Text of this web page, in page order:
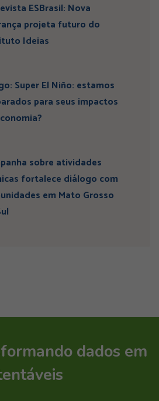
ESBrasil: Nova
projeta futuro do
Ideias
Super El Niño: estamos
para seus impactos
sobre atividades
fortalece diálogo com
em Mato Grosso
dados em